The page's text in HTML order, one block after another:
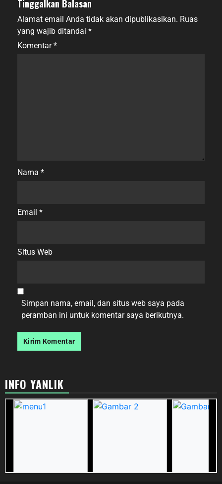
Tinggalkan Balasan
Alamat email Anda tidak akan dipublikasikan. Ruas
yang wajib ditandai *
Komentar*
Nama *
Email *
Situs Web
Simpan nama, email, dan situs web saya pada
peramban ini untuk komentar saya berikutnya.
INFO YANLIK